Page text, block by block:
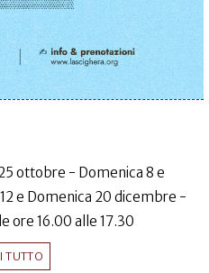
ottobre - Domenica 8 e
e Domenica 20 dicembre -
ore 16.00 alle 17.30
TUTTO